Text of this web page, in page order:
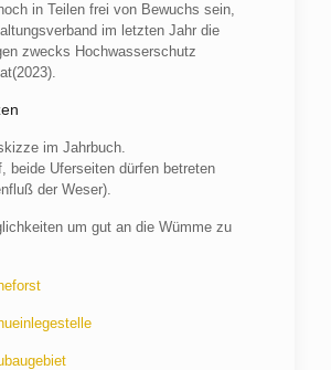
in Teilen frei von Bewuchs sein,
im letzten Jahr die
zwecks Hochwasserschutz
im Jahrbuch.
beide Uferseiten dürfen betreten
der Weser).
um gut an die Wümme zu